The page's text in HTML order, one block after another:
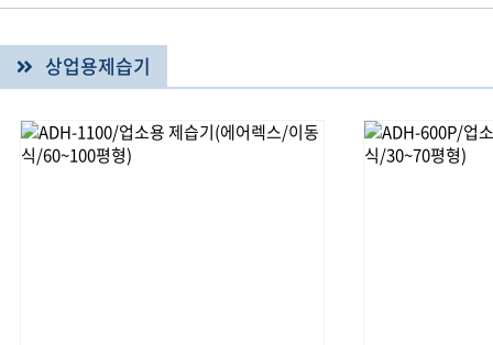
상업용제습기